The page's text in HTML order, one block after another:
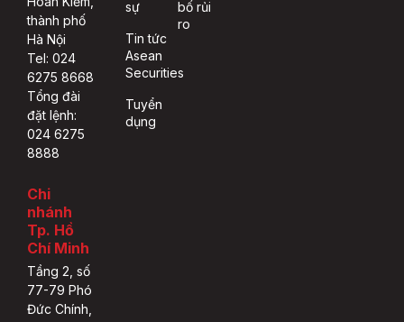
thành phố
Hà Nội
Tel: 024
6275 8668
Tổng đài
đặt lệnh:
024 6275
8888
Chi
nhánh
Tp. Hồ
Chí Minh
Tầng 2, số
77-79 Phó
Đức Chính,
sự
Tin tức
Asean
Securities
Tuyển
dụng
bố rủi
ro